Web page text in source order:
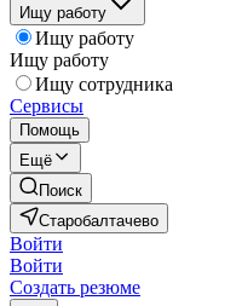
Ищу работу
Ищу работу
Ищу работу
Ищу сотрудника
Сервисы
Помощь
Ещё
Поиск
Старобалтачево
Войти
Войти
Создать резюме